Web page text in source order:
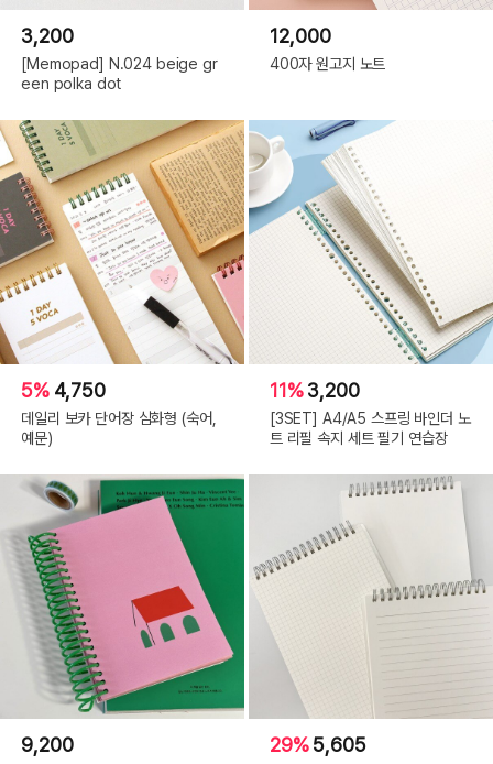
3,200
[Memopad] N.024 beige gr
een polka dot
12,000
400자 원고지 노트
5% 4,750
데일리 보카 단어장 심화형 (숙어,
예문)
11%3,200
[3SET] A4/A5 스프링 바인더 노
트 리필 속지 세트 필기 연습장
9,200 29%5,605